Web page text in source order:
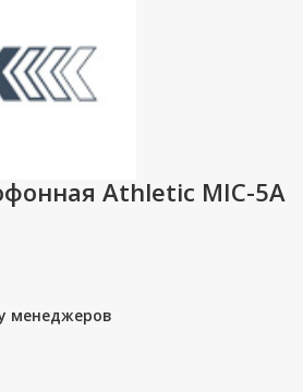
Athletic MIC-5A
менеджеров